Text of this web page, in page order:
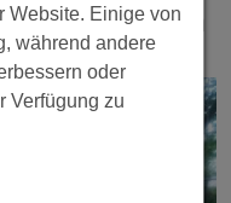
genießen
Website. Einige von
während andere
oder
Verfügung zu